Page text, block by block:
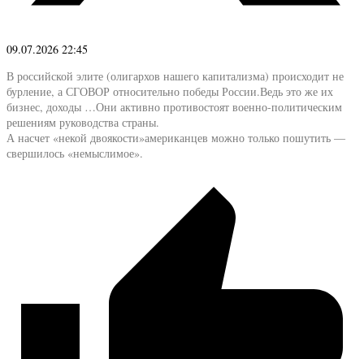
09.07.2026 22:45
В российской элите (олигархов нашего капитализма) происходит не
бурление, а СГОВОР относительно победы России.Ведь это же их
бизнес, доходы …Они активно противостоят военно-политическим
решениям руководства страны.
А насчет «некой двоякости»американцев можно только пошутить —
свершилось «немыслимое».